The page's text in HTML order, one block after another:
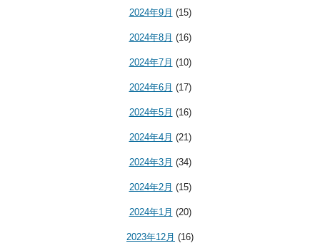
2024年9月 (15)
2024年8月 (16)
2024年7月 (10)
2024年6月 (17)
2024年5月 (16)
2024年4月 (21)
2024年3月 (34)
2024年2月 (15)
2024年1月 (20)
2023年12月 (16)